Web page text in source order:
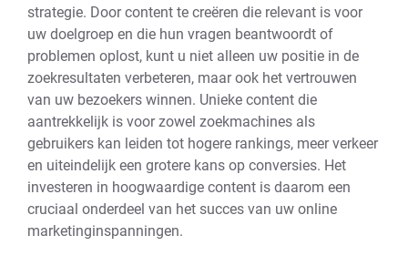
strategie. Door content te creëren die relevant is voor
uw doelgroep en die hun vragen beantwoordt of
problemen oplost, kunt u niet alleen uw positie in de
zoekresultaten verbeteren, maar ook het vertrouwen
van uw bezoekers winnen. Unieke content die
aantrekkelijk is voor zowel zoekmachines als
gebruikers kan leiden tot hogere rankings, meer verkeer
en uiteindelijk een grotere kans op conversies. Het
investeren in hoogwaardige content is daarom een
cruciaal onderdeel van het succes van uw online
marketinginspanningen.